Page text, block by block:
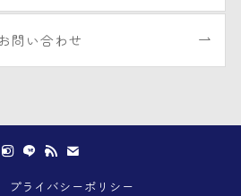
お問い合わせ
プライバシーポリシー